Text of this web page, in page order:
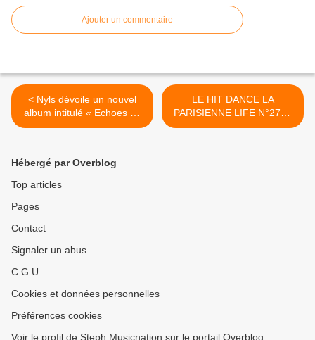
Ajouter un commentaire
< Nyls dévoile un nouvel
album intitulé « Echoes Of
Blue » !
LE HIT DANCE LA
PARISIENNE LIFE N°275 -
18 JUIN 2021 >
Hébergé par Overblog
Top articles
Pages
Contact
Signaler un abus
C.G.U.
Cookies et données personnelles
Préférences cookies
Voir le profil de Steph Musicnation sur le portail Overblog